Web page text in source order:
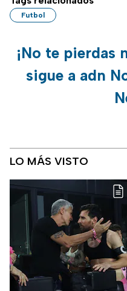
Futbol
¡No te pierdas
sigue a adn
LO MÁS VISTO